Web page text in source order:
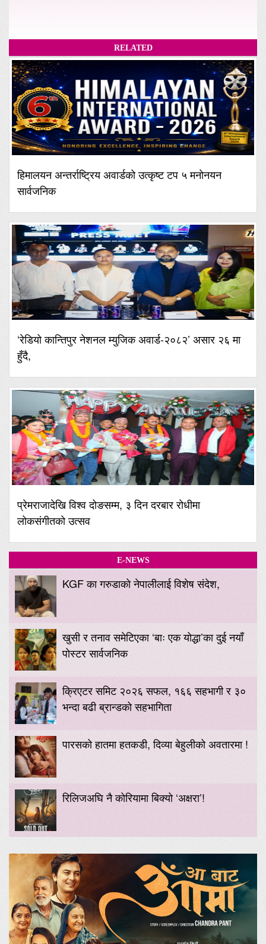
RELATED
हिमालयन अन्तर्राष्ट्रिय अवार्डको उत्कृष्ट टप ५ मनोनयन
सार्वजनिक
‘रेडियो कान्तिपुर नेशनल म्युजिक अवार्ड-२०८२’ असार २६ मा
हुँदै,
प्रेमराजादेखि विश्व दोङसम्म, ३ दिन दरबार रोधीमा
लोकसंगीतको उत्सव
E-NEWS
KGF का गरुडाको नेपालीलाई विशेष संदेश,
खुसी र तनाव समेटिएका ‘बाः एक योद्धा’का दुई नयाँ
पोस्टर सार्वजनिक
क्रिएटर समिट २०२६ सफल, १६६ सहभागी र ३०
भन्दा बढी ब्रान्डको सहभागिता
पारसको हातमा हतकडी, दिव्या बेहुलीको अवतारमा !
रिलिजअघि नै कोरियामा बिक्यो ‘अक्षरा’!